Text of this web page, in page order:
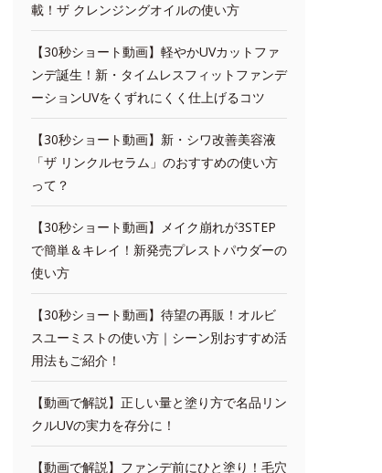
載！ザ クレンジングオイルの使い方
【30秒ショート動画】軽やかUVカットファ
ンデ誕生！新・タイムレスフィットファンデ
ーションUVをくずれにくく仕上げるコツ
【30秒ショート動画】新・シワ改善美容液
「ザ リンクルセラム」のおすすめの使い方
って？
【30秒ショート動画】メイク崩れが3STEP
で簡単＆キレイ！新発売プレストパウダーの
使い方
【30秒ショート動画】待望の再販！オルビ
スユーミストの使い方｜シーン別おすすめ活
用法もご紹介！
【動画で解説】正しい量と塗り方で名品リン
クルUVの実力を存分に！
【動画で解説】ファンデ前にひと塗り！毛穴